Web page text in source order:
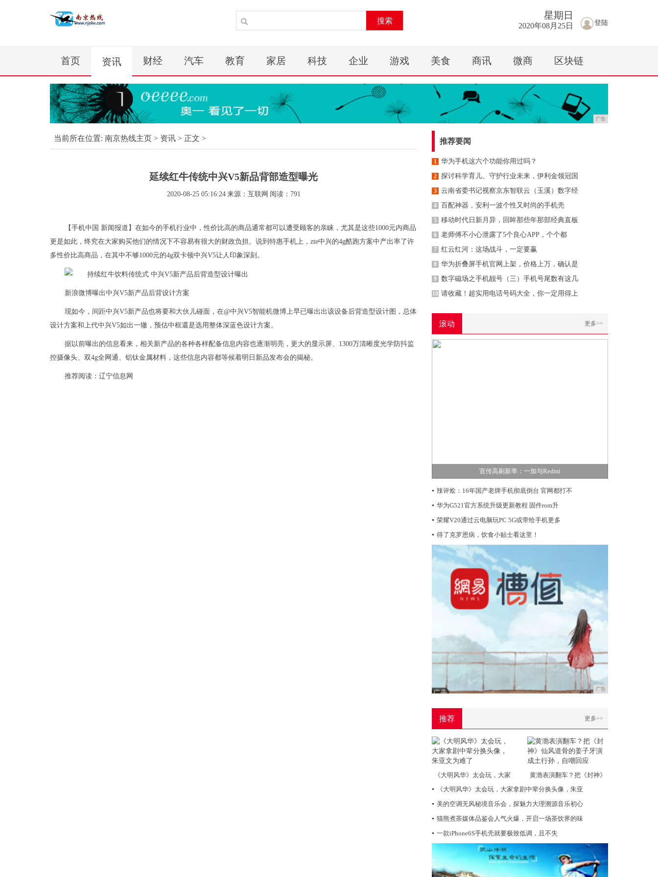
搜索 登陆
星期 日
2020年08月25日
首页 资讯 财经 汽车 教育 家居 科技 企业 游戏 美食 商讯 微商 区块链
广告
当前所在位置: 南京热线主页 > 资讯 > 正文 >
延续红牛传统中兴V5新品背部造型曝光
2020-08-25 05:16:24 来源：互联网 阅读：791
【手机中国 新闻报道】在如今的手机行业中，性价比高的商品通常都可以遭受顾客的亲睐，尤其是这些1000元内商品
更是如此，终究在大家购买他们的情况下不容易有很大的财政负担。说到特惠手机上，zte中兴的4g酷跑方案中产出率了许
多性价比高商品，在其中不够1000元的4g双卡顿中兴V5让人印象深刻。
新浪微博曝出中兴V5新产品后背设计方案
现如今，间距中兴V5新产品也将要和大伙儿碰面，在@中兴V5智能机微博上早已曝出出该设备后背造型设计图，总体
设计方案和上代中兴V5如出一辙，预估中框還是选用整体深蓝色设计方案。
据以前曝出的信息看来，相关新产品的各种各样配备信息内容也逐渐明亮，更大的显示屏、1300万清晰度光学防抖监
控摄像头、双4g全网通、铝钛金属材料，这些信息内容都等候着明日新品发布会的揭秘。
推荐阅读： 辽宁信息网
推荐要闻
1 华为手机这六个功能你用过吗？
2 探讨科学育儿、守护行业未来，伊利金领冠国
3 云南省委书记视察京东智联云（玉溪）数字经
4 百配神器，安利一波个性又时尚的手机壳
5 移动时代日新月异，回眸那些年那部经典直板
6 老师傅不小心泄露了5个良心APP，个个都
7 红云红河：这场战斗，一定要赢
8 华为折叠屏手机官网上架，价格上万，确认是
9 数字磁场之手机靓号（三）手机号尾数有这几
10 请收藏！超实用电话号码大全，你一定用得上
滚动 更多>>
宣传高刷新率：一加与Redmi
▪ 辣评烩：16年国产老牌手机彻底倒台 官网都打不
▪ 华为G521官方系统升级更新教程 固件rom升
▪ 荣耀V20通过云电脑玩PC 5G或带给手机更多
▪ 得了克罗恩病，饮食小贴士看这里！
广告
推荐 更多>>
《大明风华》太会玩，大家
黄渤表演翻车？把《封神》
▪
《大明风华》太会玩，大家拿剧中辈分换头像，朱亚
▪ 美的空调无风秘境音乐会，探魅力大理溯源音乐初心
▪ 猫熊煮茶媒体品鉴会人气火爆，开启一场茶饮界的味
▪ 一款iPhone6S手机壳就要极致低调，且不失